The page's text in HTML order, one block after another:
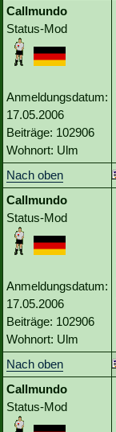
Callmundo
Status-Mod
Anmeldungsdatum:
17.05.2006
Beiträge: 102906
Wohnort: Ulm
Nach oben
Callmundo
Status-Mod
Anmeldungsdatum:
17.05.2006
Beiträge: 102906
Wohnort: Ulm
Nach oben
Callmundo
Status-Mod